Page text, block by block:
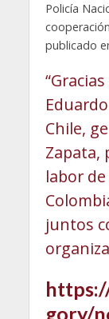
Policía
publicado
Chile,
Zapata,
labor
juntos
gory/